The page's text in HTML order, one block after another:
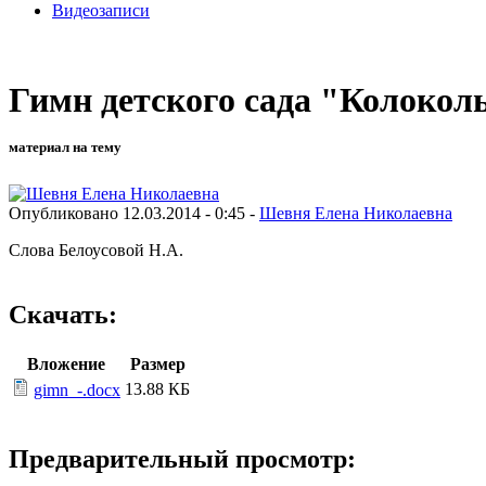
Видеозаписи
Гимн детского сада
материал на тему
Опубликовано 12.03.2014 - 0:45 - Шевня Елена Николаевна
Слова Белоусовой Н.А.
Скачать:
Вложение
Размер
gimn_-.docx 13.88 КБ
Предварительный просмотр: